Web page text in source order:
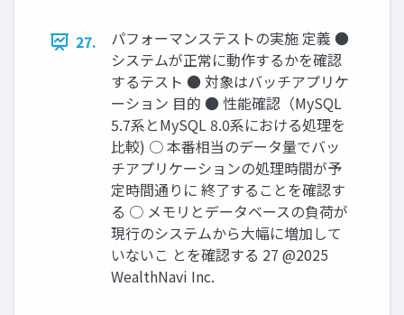
27.
パフォーマンステストの実施 定義 ●
システムが正常に動作するかを確認
するテスト ● 対象はバッチアプリケ
ーション ⽬的 ● 性能確認（MySQL
5.7系とMySQL 8.0系における処理を
⽐較) ○ 本番相当のデータ量でバッ
チアプリケーションの処理時間が予
定時間通りに 終了することを確認す
る ○ メモリとデータベースの負荷が
現⾏のシステムから⼤幅に増加して
いないこ とを確認する 27 @2025
WealthNavi Inc.